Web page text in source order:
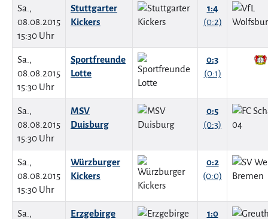
Sa.,
08.08.2015
15:30 Uhr
Stuttgarter
Kickers
1:4
(0:2)
Sa.,
08.08.2015
15:30 Uhr
Sportfreunde
Lotte
0:3
(0:1)
Sa.,
08.08.2015
15:30 Uhr
MSV
Duisburg
0:5
(0:3)
Sa.,
08.08.2015
15:30 Uhr
Würzburger
Kickers
0:2
(0:0)
Sa.,
Erzgebirge
1:0